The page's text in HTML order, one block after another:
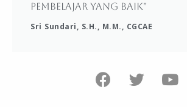
pembelajar yang baik"
Sri Sundari, S.H., M.M., CGCAE